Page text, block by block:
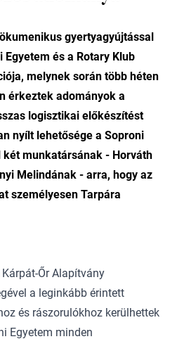
gyertyagyújtással
és a Rotary Klub
melynek során több héten
érkeztek adományok a
logisztikai előkészítést
nyílt lehetősége a Soproni
két munkatársának - Horváth
Melindának - arra, hogy az
személyesen Tarpára
Őr Alapítvány
a leginkább érintett
és rászorulókhoz kerülhettek
Egyetem minden